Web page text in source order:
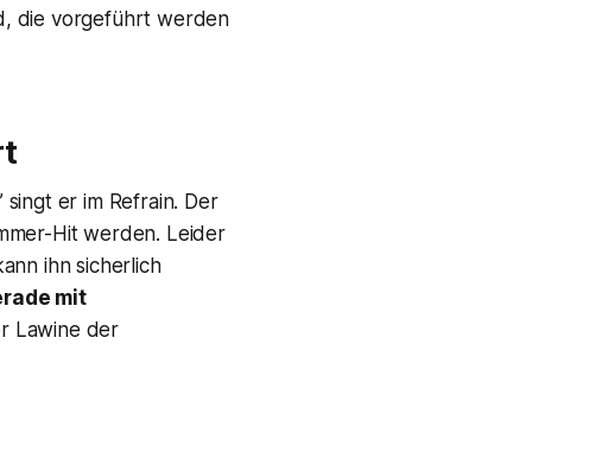
die vorgeführt werden
singt er im Refrain. Der
Hit werden. Leider
ihn sicherlich
mit
Lawine der